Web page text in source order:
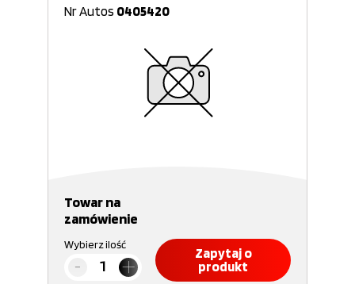
Nr Autos 0405420
Towar na
zamówienie
Wybierz ilość
Zapytaj o
produkt